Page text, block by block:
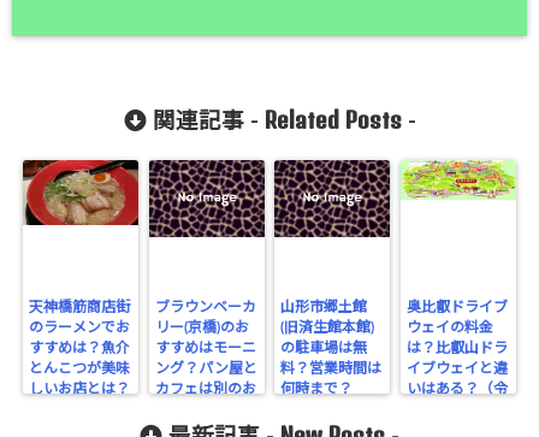
関連記事 - Related Posts-
天神橋筋商店街
のラーメンでお
すすめは？魚介
とんこつが美味
しいお店とは？
ブラウンベーカ
リー(京橋)のお
すすめはモーニ
ング？パン屋と
カフェは別のお
山形市郷土館
(旧済生館本館)
の駐車場は無
料？営業時間は
何時まで？
奥比叡ドライブ
ウェイの料金
は？比叡山ドラ
イブウェイと違
いはある？（令